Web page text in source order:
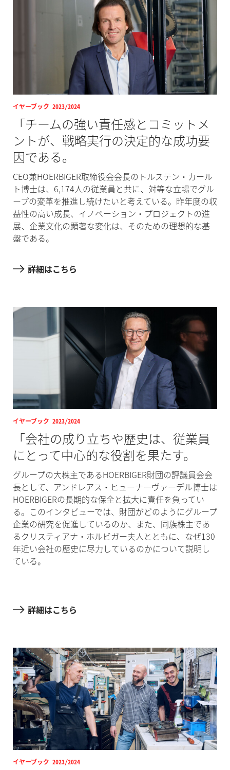
イヤーブック 2023/2024
「チームの強い責任感とコミットメ
ントが、戦略実行の決定的な成功要
因である。
CEO兼HOERBIGER取締役会会長のトルステン・カール
ト博士は、6,174人の従業員と共に、対等な立場でグル
ープの変革を推進し続けたいと考えている。昨年度の収
益性の高い成長、イノベーション・プロジェクトの進
展、企業文化の顕著な変化は、そのための理想的な基
盤である。
詳細はこちら
イヤーブック 2023/2024
「会社の成り立ちや歴史は、従業員
にとって中心的な役割を果たす。
グループの大株主であるHOERBIGER財団の評議員会会
長として、アンドレアス・ヒューナーヴァーデル博士は
HOERBIGERの長期的な保全と拡大に責任を負ってい
る。このインタビューでは、財団がどのようにグループ
企業の研究を促進しているのか、また、同族株主であ
るクリスティアナ・ホルビガー夫人とともに、なぜ130
年近い会社の歴史に尽力しているのかについて説明し
ている。
詳細はこちら
イヤーブック 2023/2024